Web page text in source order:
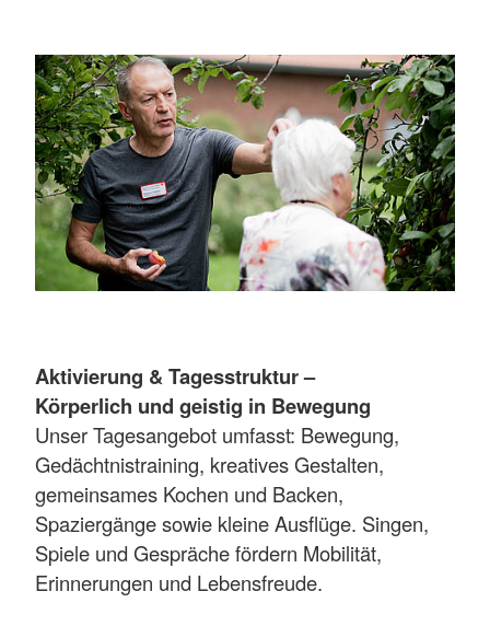
Aktivierung & Tagesstruktur –
Körperlich und geistig in Bewegung
Unser Tagesangebot umfasst: Bewegung,
Gedächtnistraining, kreatives Gestalten,
gemeinsames Kochen und Backen,
Spaziergänge sowie kleine Ausflüge. Singen,
Spiele und Gespräche fördern Mobilität,
Erinnerungen und Lebensfreude.